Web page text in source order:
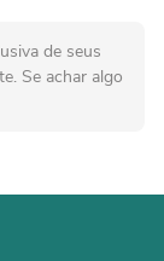
de seus
Se achar algo